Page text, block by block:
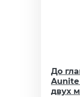
До
Aunite
двух